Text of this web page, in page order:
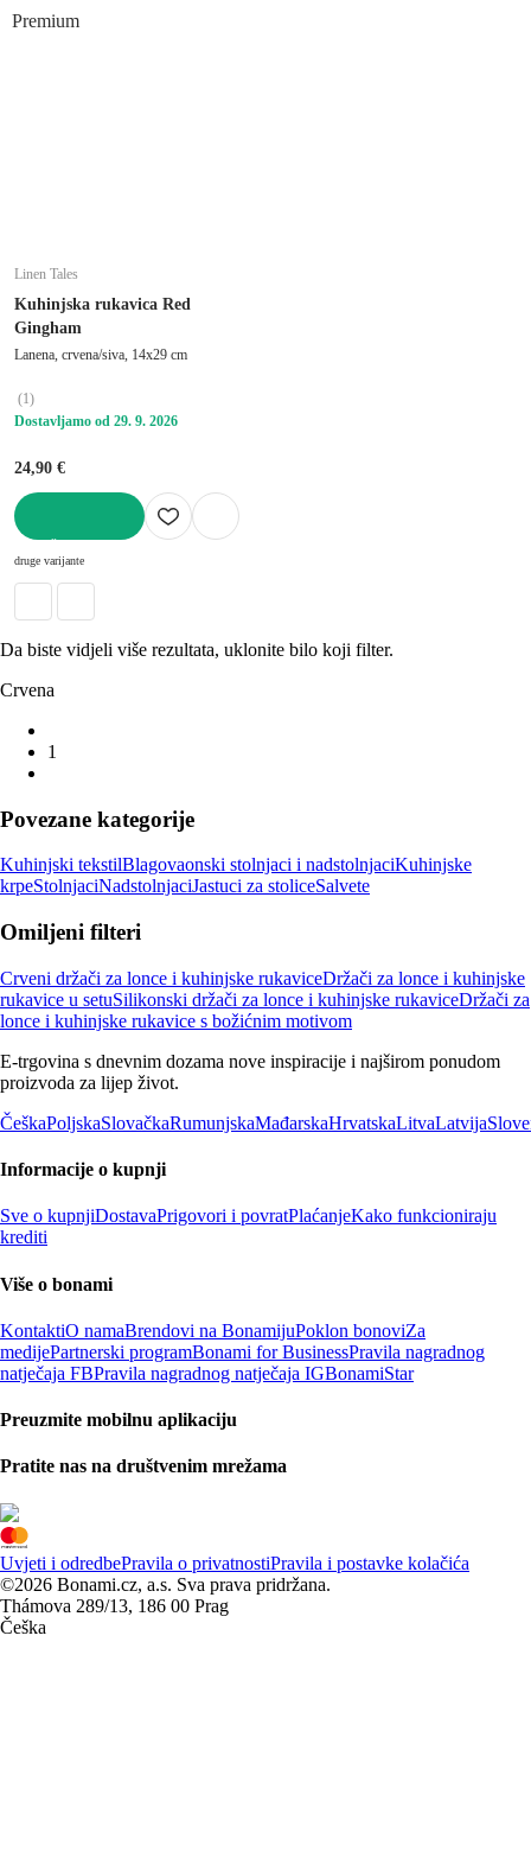
Premium
Linen Tales
Kuhinjska rukavica Red
Gingham
Lanena, crvena/siva, 14x29 cm
(1)
Dostavljamo od 29. 9. 2026
24,90 €
druge varijante
Da biste vidjeli više rezultata, uklonite bilo koji filter.
Crvena
1
Povezane kategorije
Kuhinjski tekstilBlagovaonski stolnjaci i nadstolnjaciKuhinjske
krpeStolnjaciNadstolnjaciJastuci za stoliceSalvete
Omiljeni filteri
Crveni držači za lonce i kuhinjske rukaviceDržači za lonce i kuhinjske
rukavice u setuSilikonski držači za lonce i kuhinjske rukaviceDržači za
lonce i kuhinjske rukavice s božićnim motivom
E-trgovina s dnevnim dozama nove inspiracije i najširom ponudom
proizvoda za lijep život.
ČeškaPoljskaSlovačkaRumunjskaMađarskaHrvatskaLitvaLatvija
Informacije o kupnji
Sve o kupnjiDostavaPrigovori i povratPlaćanjeKako funkcioniraju
krediti
Više o bonami
KontaktiO namaBrendovi na BonamijuPoklon bonoviZa
medijePartnerski programBonami for BusinessPravila nagradnog
natječaja FBPravila nagradnog natječaja IGBonamiStar
Preuzmite mobilnu aplikaciju
Pratite nas na društvenim mrežama
Uvjeti i odredbePravila o privatnostiPravila i postavke kolačića
©2026 Bonami.cz, a.s. Sva prava pridržana.
Thámova 289/13, 186 00 Prag
Češka